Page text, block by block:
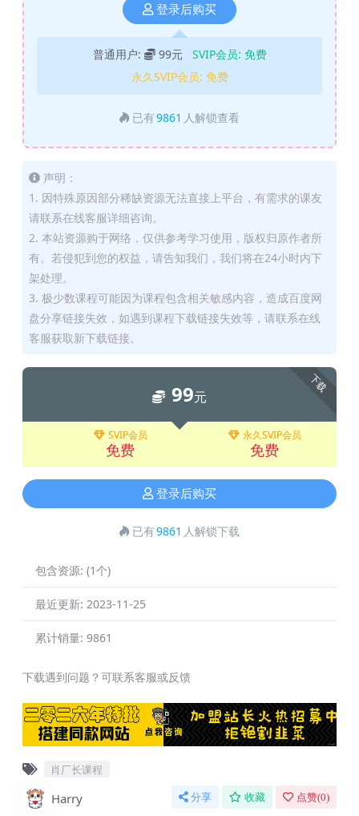
登录后购买
普通用户: 99元 SVIP会员: 免费
永久SVIP会员: 免费
已有9861 人解锁查看
声明：
1. 因特殊原因部分稀缺资源无法直接上平台，有需求的课友
请联系在线客服详细咨询。
2. 本站资源购于网络，仅供参考学习使用，版权归原作者所
有。若侵犯到您的权益，请告知我们，我们将在24小时内下
架处理。
3. 极少数课程可能因为课程包含相关敏感内容，造成百度网
盘分享链接失效，如遇到课程下载链接失效等，请联系在线
客服获取新下载链接。
下载
99元
SVIP会员
免费
永久SVIP会员
免费
登录后购买
已有9861 人解锁下载
包含资源: (1个)
最近更新: 2023-11-25
累计销量: 9861
下载遇到问题？可联系客服或反馈
肖厂长课程
Harry 分享 收藏 点赞(0)